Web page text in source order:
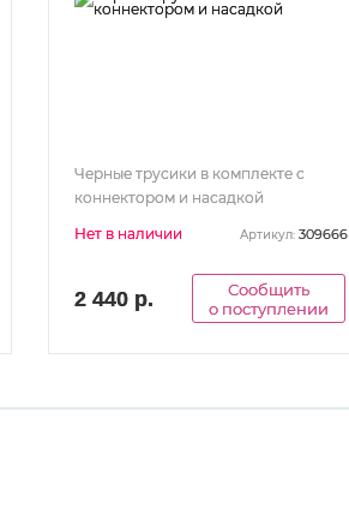
Черные трусики в комплекте с
коннектором и насадкой
Нет в наличии
Артикул: 309666
2 440 р.
Сообщить
о поступлении